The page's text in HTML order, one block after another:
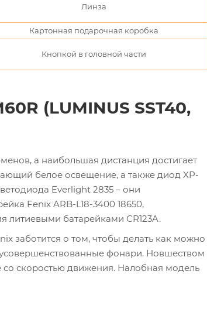
Линза
Картонная подарочная коробка
Кнопкой в головной части
(LUMINUS SST40,
а наибольшая дистанция достигает
белое освещение, а также диод XP-
Everlight 2835 – они
Fenix ARB-L18-3400 18650,
литиевыми батарейками CR123A.
заботится о том, чтобы делать как можно
фонари. Новшеством
со скоростью движения. Налобная модель